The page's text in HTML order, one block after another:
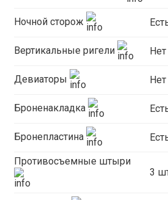
Ночной сторож
Вертикальные ригели Нет
Девиаторы Нет
Броненакладка
Бронепластина
Противосъемные штыри
3